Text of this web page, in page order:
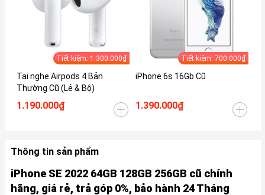
Tiết kiệm: 1.300.000₫
Tai nghe Airpods 4 Bản
Thường Cũ (Lẻ & Bộ)
1.190.000₫
Tiết kiệm: 700.000₫
iPhone 6s 16Gb Cũ
1.390.000₫
Thông tin sản phẩm
iPhone SE 2022 64GB 128GB 256GB cũ chính
hãng, giá rẻ, trả góp 0%, bảo hành 24 Tháng